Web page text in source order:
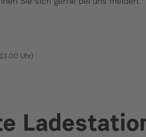
Sie sich gerne bei uns melden:
Uhr)